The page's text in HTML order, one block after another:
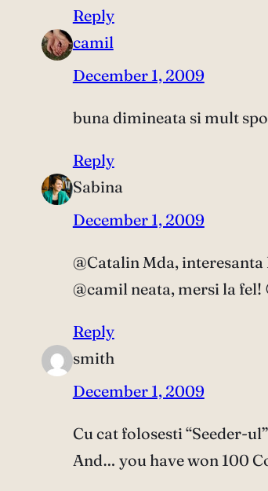
Reply
camil
December 1, 2009
buna dimineata si mult
Reply
Sabina
December 1, 2009
@Catalin Mda, interesanta
@camil neata, mersi la fel!
Reply
smith
December 1, 2009
Cu cat folosesti “Seeder-
And… you have won 100